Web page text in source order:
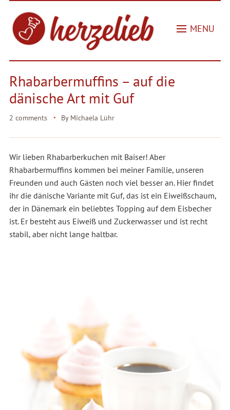
MENU
Rhabarbermuffins – auf die
dänische Art mit Guf
2 comments By Michaela Lühr
Wir lieben Rhabarberkuchen mit Baiser! Aber
Rhabarbermuffins kommen bei meiner Familie, unseren
Freunden und auch Gästen noch viel besser an. Hier findet
ihr die dänische Variante mit Guf, das ist ein Eiweißschaum,
der in Dänemark ein beliebtes Topping auf dem Eisbecher
ist. Er besteht aus Eiweiß und Zuckerwasser und ist recht
stabil, aber nicht lange haltbar.